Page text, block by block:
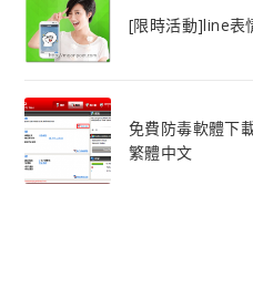
[限時活動]line表
免費防毒軟體下
繁體中文